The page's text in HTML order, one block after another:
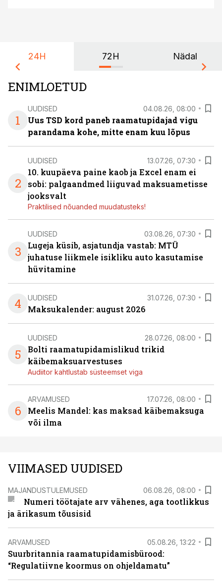
24H 72H Nädal
ENIMLOETUD
1
UUDISED 04.08.26, 08:00
Uus TSD kord paneb raamatupidajad vigu
parandama kohe, mitte enam kuu lõpus
2
UUDISED 13.07.26, 07:30
10. kuupäeva paine kaob ja Excel enam ei
sobi: palgaandmed liiguvad maksuametisse
jooksvalt
Praktilised nõuanded muudatusteks!
3
UUDISED 03.08.26, 07:30
Lugeja küsib, asjatundja vastab: MTÜ
juhatuse liikmele isikliku auto kasutamise
hüvitamine
4 UUDISED 31.07.26, 07:30
Maksukalender: august 2026
5
UUDISED 28.07.26, 08:00
Bolti raamatupidamislikud trikid
käibemaksuarvestuses
Audiitor kahtlustab süsteemset viga
6
ARVAMUSED 17.07.26, 08:00
Meelis Mandel: kas maksad käibemaksuga
või ilma
VIIMASED UUDISED
MAJANDUSTULEMUSED 06.08.26, 08:00
Numeri töötajate arv vähenes, aga tootlikkus
ja ärikasum tõusisid
ARVAMUSED 05.08.26, 13:22
Suurbritannia raamatupidamisbürood:
“Regulatiivne koormus on ohjeldamatu”